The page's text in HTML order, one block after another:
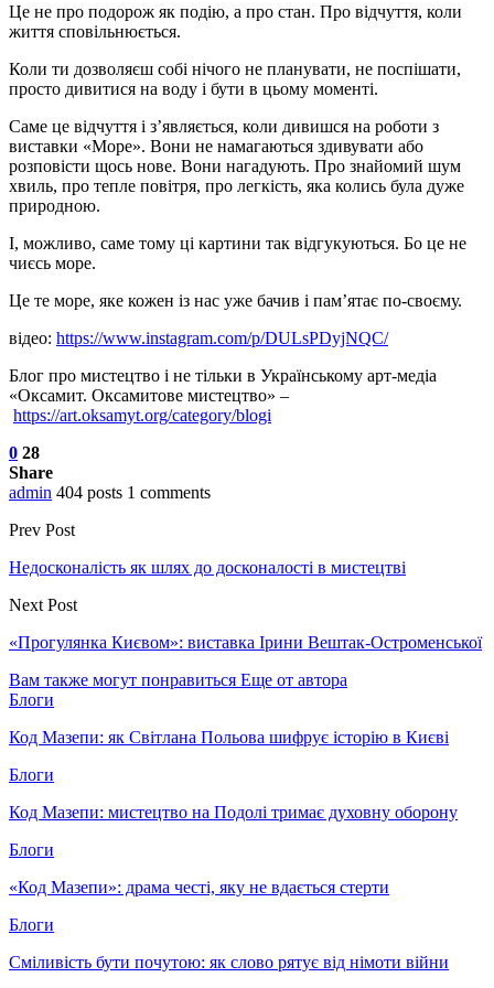
Це не про подорож як подію, а про стан. Про відчуття, коли
життя сповільнюється.
Коли ти дозволяєш собі нічого не планувати, не поспішати,
просто дивитися на воду і бути в цьому моменті.
Саме це відчуття і з’являється, коли дивишся на роботи з
виставки «Море». Вони не намагаються здивувати або
розповісти щось нове. Вони нагадують. Про знайомий шум
хвиль, про тепле повітря, про легкість, яка колись була дуже
природною.
І, можливо, саме тому ці картини так відгукуються. Бо це не
чиєсь море.
Це те море, яке кожен із нас уже бачив і памʼятає по-своєму.
відео: https://www.instagram.com/p/DULsPDyjNQC/
Блог про мистецтво і не тільки в Українському арт-медіа
«Оксамит. Оксамитове мистецтво» –
https://art.oksamyt.org/category/blogi
0 28
Share
admin 404 posts 1 comments
Prev Post
Недосконалість як шлях до досконалості в мистецтві
Next Post
«Прогулянка Києвом»: виставка Ірини Вештак-Остроменської
Вам также могут понравиться Еще от автора
Блоги
Код Мазепи: як Світлана Польова шифрує історію в Києві
Блоги
Код Мазепи: мистецтво на Подолі тримає духовну оборону
Блоги
«Код Мазепи»: драма честі, яку не вдається стерти
Блоги
Сміливість бути почутою: як слово рятує від німоти війни